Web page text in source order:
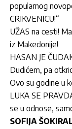
popularnog
CRIKVENICU!“
UŽAS na cesti!
iz Makedonije!
HASAN JE
Dudićem, pa
Ovo su godine u
LUKA SE
se u odnose,
SOFIJA